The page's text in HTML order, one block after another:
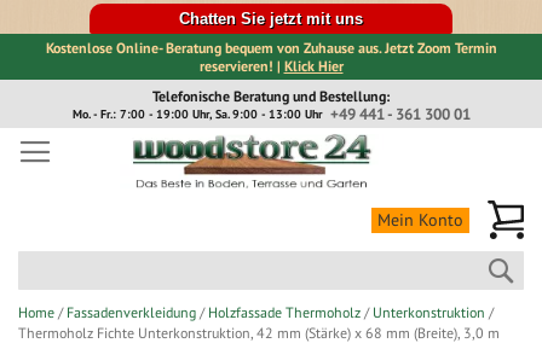
Chatten Sie jetzt mit uns
Kostenlose Online- Beratung bequem von Zuhause aus. Jetzt Zoom Termin
reservieren! | Klick Hier
Inhalt
Telefonische Beratung und Bestellung:
+49 441 - 361 300 01
Mo. - Fr.: 7:00 - 19:00 Uhr, Sa. 9:00 - 13:00 Uhr
Mein Konto
Home Fassadenverkleidung Holzfassade Thermoholz
Unterkonstruktion
Thermoholz Fichte Unterkonstruktion, 42 mm (Stärke) x 68 mm (Breite), 3,0 m